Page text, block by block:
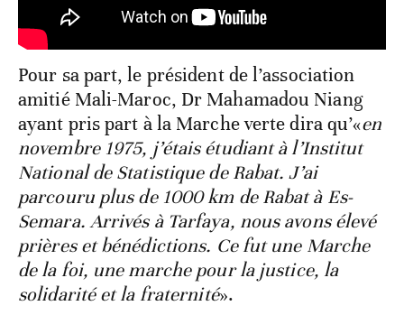
Pour sa part, le président de l’association
amitié Mali-Maroc, Dr Mahamadou Niang
ayant pris part à la Marche verte dira qu’«en
novembre 1975, j’étais étudiant à l’Institut
National de Statistique de Rabat. J’ai
parcouru plus de 1000 km de Rabat à Es-
Semara. Arrivés à Tarfaya, nous avons élevé
prières et bénédictions. Ce fut une Marche
de la foi, une marche pour la justice, la
solidarité et la fraternité».